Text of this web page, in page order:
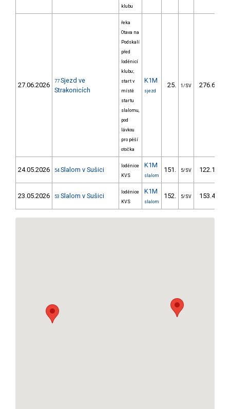
klubu
27.06.2026 77 Sjezd ve
Strakonicích
řeka
Otava na
Podskalí
před
loděnicí
klubu;
start v
místě
startu
slalomu,
pod
lávkou
pro pěší
otočka
K1M
sjezd
25. 1/SV 276.60
24.05.2026 54 Slalom v Sušici
loděnice
KVS
K1M
slalom
151. 5/SV 122.19
23.05.2026 53 Slalom v Sušici
loděnice
KVS
K1M
slalom
152. 5/SV 153.45